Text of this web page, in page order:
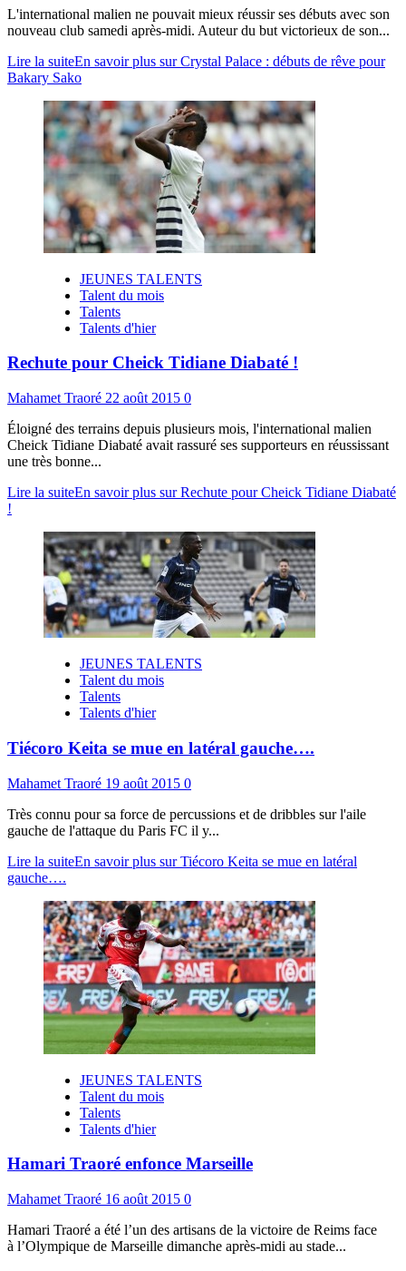
L'international malien ne pouvait mieux réussir ses débuts avec son
nouveau club samedi après-midi. Auteur du but victorieux de son...
Lire la suiteEn savoir plus sur Crystal Palace : débuts de rêve pour
Bakary Sako
JEUNES TALENTS
Talent du mois
Talents
Talents d'hier
Rechute pour Cheick Tidiane Diabaté !
Mahamet Traoré 22 août 2015 0
Éloigné des terrains depuis plusieurs mois, l'international malien
Cheick Tidiane Diabaté avait rassuré ses supporteurs en réussissant
une très bonne...
Lire la suiteEn savoir plus sur Rechute pour Cheick Tidiane Diabaté
!
JEUNES TALENTS
Talent du mois
Talents
Talents d'hier
Tiécoro Keita se mue en latéral gauche….
Mahamet Traoré 19 août 2015 0
Très connu pour sa force de percussions et de dribbles sur l'aile
gauche de l'attaque du Paris FC il y...
Lire la suiteEn savoir plus sur Tiécoro Keita se mue en latéral
gauche….
JEUNES TALENTS
Talent du mois
Talents
Talents d'hier
Hamari Traoré enfonce Marseille
Mahamet Traoré 16 août 2015 0
Hamari Traoré a été l’un des artisans de la victoire de Reims face
à l’Olympique de Marseille dimanche après-midi au stade...